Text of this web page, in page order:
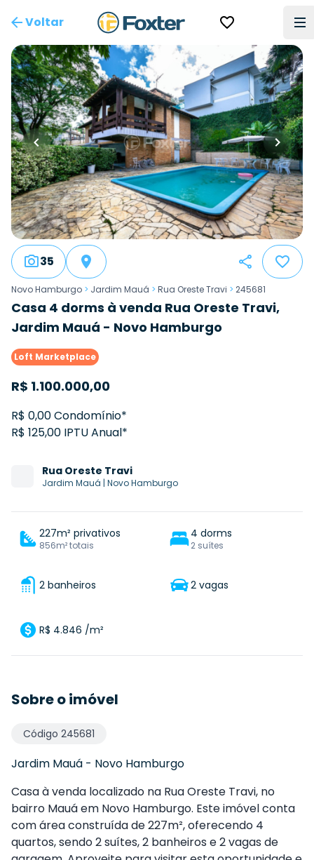
Voltar
35
Novo Hamburgo > Jardim Mauá > Rua Oreste Travi > 245681
Casa 4 dorms à venda Rua Oreste Travi,
Jardim Mauá - Novo Hamburgo
Loft Marketplace
R$ 1.100.000,00
R$ 0,00 Condomínio*
R$ 125,00 IPTU Anual*
Rua Oreste Travi
Jardim Mauá | Novo Hamburgo
227m² privativos
856m² totais
4 dorms
2 suítes
2 banheiros 2 vagas
R$ 4.846 /m²
Sobre o imóvel
Código 245681
Jardim Mauá - Novo Hamburgo
Casa à venda localizado na Rua Oreste Travi, no
bairro Mauá em Novo Hamburgo. Este imóvel conta
com área construída de 227m², oferecendo 4
quartos, sendo 2 suítes, 2 banheiros e 2 vagas de